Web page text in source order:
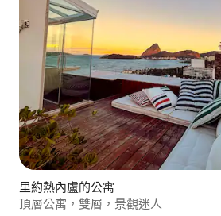
里約熱內盧的公寓
頂層公寓，雙層，景觀迷人